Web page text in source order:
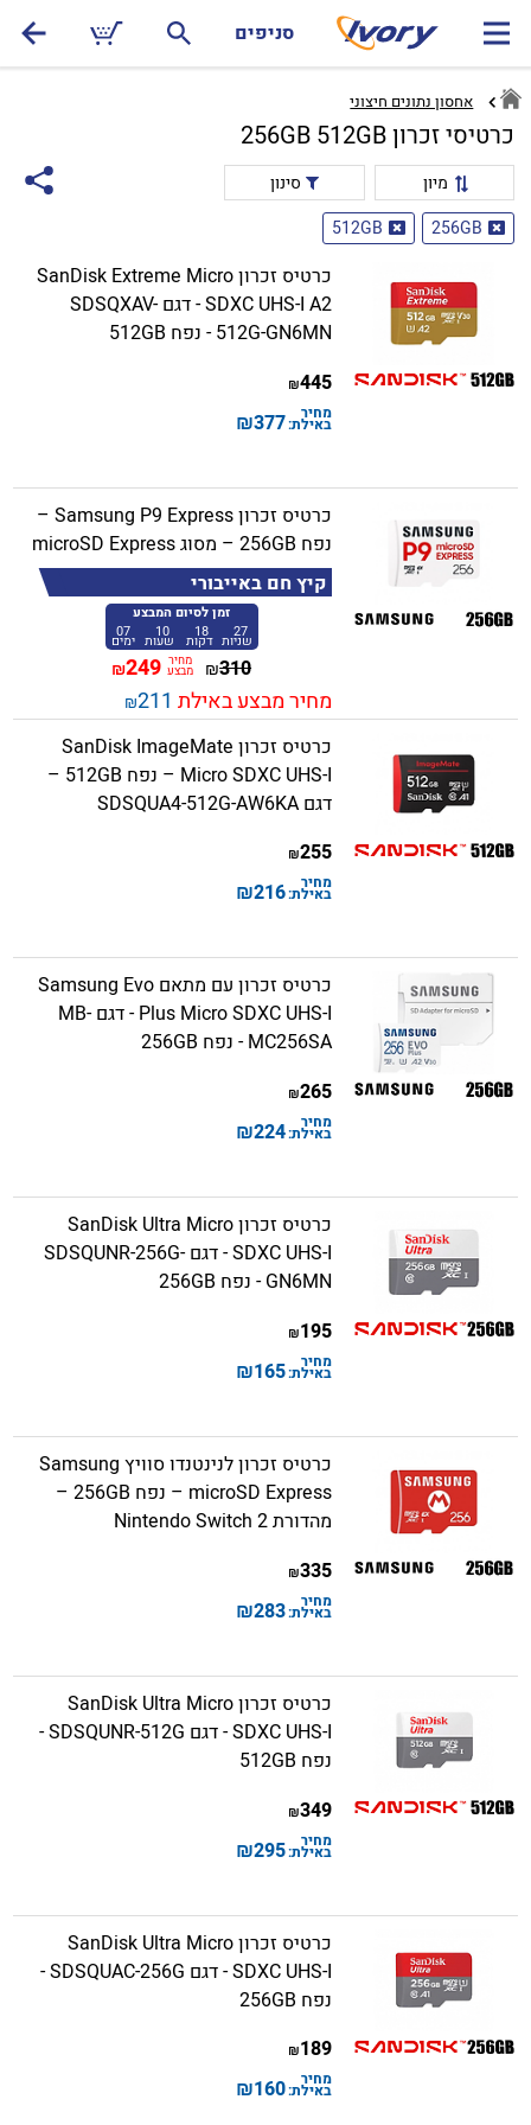
סניפים
אחסון נתונים חיצוני
כרטיסי זכרון 256GB 512GB
מיון
סינון
256GB
512GB
כרטיס זכרון SanDisk Extreme Micro
SDXC UHS-I A2 - דגם SDSQXAV-
512G-GN6MN - נפח 512GB
445
₪
מחיר
באילת:377
₪
כרטיס זכרון Samsung P9 Express –
נפח 256GB – מסוג microSD Express
קיץ חם באייבורי
זמן לסיום המבצע
27
שניות 18
דקות 10
שעות 07
ימים
310
₪ מחיר
מבצע 249
₪
מחיר מבצע באילת 211
₪
כרטיס זכרון SanDisk ImageMate
Micro SDXC UHS-I – נפח 512GB –
דגם SDSQUA4-512G-AW6KA
255
₪
מחיר
באילת:216
₪
כרטיס זכרון עם מתאם Samsung Evo
Plus Micro SDXC UHS-I - דגם MB-
MC256SA - נפח 256GB
265
₪
מחיר
באילת:224
₪
כרטיס זכרון SanDisk Ultra Micro
SDXC UHS-I - דגם SDSQUNR-256G-
GN6MN - נפח 256GB
195
₪
מחיר
באילת:165
₪
כרטיס זכרון לנינטנדו סוויץ Samsung
microSD Express – נפח 256GB –
מהדורת Nintendo Switch 2
335
₪
מחיר
באילת:283
₪
כרטיס זכרון SanDisk Ultra Micro
SDXC UHS-I - דגם SDSQUNR-512G -
נפח 512GB
349
₪
מחיר
באילת:295
₪
כרטיס זכרון SanDisk Ultra Micro
SDXC UHS-I - דגם SDSQUAC-256G -
נפח 256GB
189
₪
מחיר
באילת:160
₪